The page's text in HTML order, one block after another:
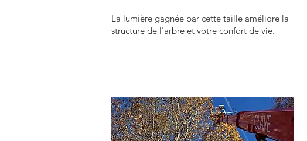
La lumière gagnée par cette taille améliore la
structure de l'arbre et votre confort de vie.